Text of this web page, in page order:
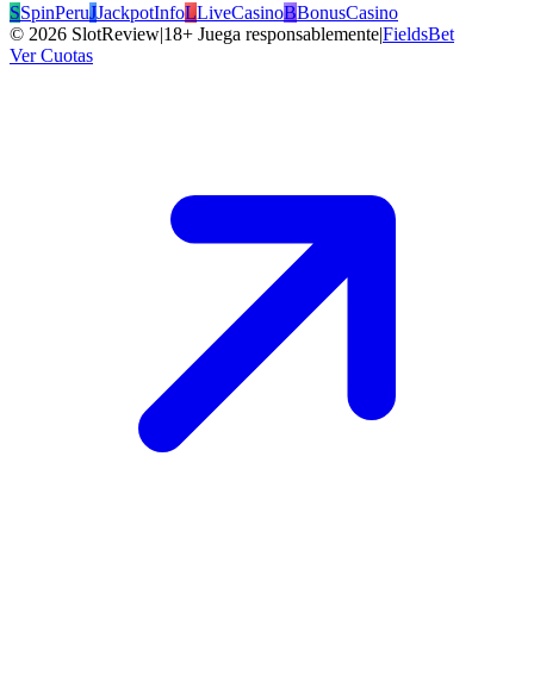
SSpinPeruJJackpotInfoLLiveCasinoBBonusCasino
© 2026 SlotReview|18+ Juega responsablemente|FieldsBet
Ver Cuotas